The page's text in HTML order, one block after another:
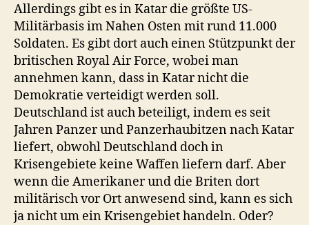
Allerdings gibt es in Katar die größte US-
Militärbasis im Nahen Osten mit rund 11.000
Soldaten. Es gibt dort auch einen Stützpunkt der
britischen Royal Air Force, wobei man
annehmen kann, dass in Katar nicht die
Demokratie verteidigt werden soll.
Deutschland ist auch beteiligt, indem es seit
Jahren Panzer und Panzerhaubitzen nach Katar
liefert, obwohl Deutschland doch in
Krisengebiete keine Waffen liefern darf. Aber
wenn die Amerikaner und die Briten dort
militärisch vor Ort anwesend sind, kann es sich
ja nicht um ein Krisengebiet handeln. Oder?